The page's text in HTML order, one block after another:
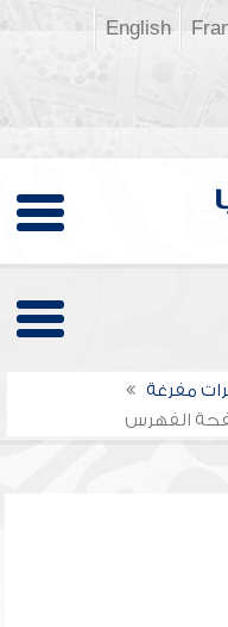
English
مفرغة
الفهرس